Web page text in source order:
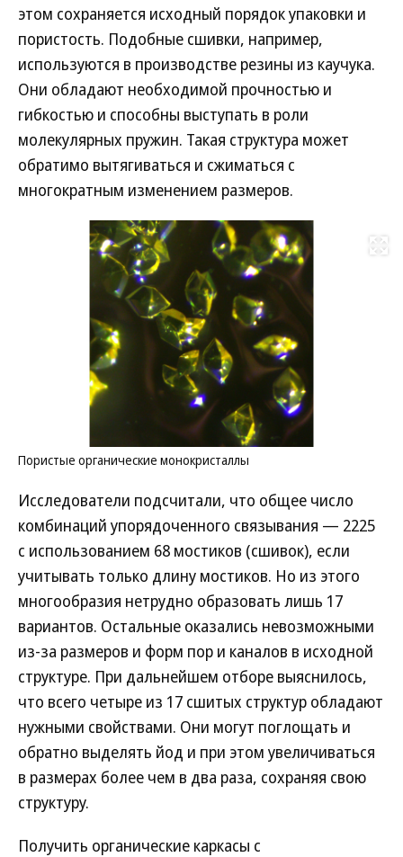
этом сохраняется исходный порядок упаковки и
пористость. Подобные сшивки, например,
используются в производстве резины из каучука.
Они обладают необходимой прочностью и
гибкостью и способны выступать в роли
молекулярных пружин. Такая структура может
обратимо вытягиваться и сжиматься с
многократным изменением размеров.
Пористые органические монокристаллы
Исследователи подсчитали, что общее число
комбинаций упорядоченного связывания — 2225
с использованием 68 мостиков (сшивок), если
учитывать только длину мостиков. Но из этого
многообразия нетрудно образовать лишь 17
вариантов. Остальные оказались невозможными
из-за размеров и форм пор и каналов в исходной
структуре. При дальнейшем отборе выяснилось,
что всего четыре из 17 сшитых структур обладают
нужными свойствами. Они могут поглощать и
обратно выделять йод и при этом увеличиваться
в размерах более чем в два раза, сохраняя свою
структуру.
Получить органические каркасы с